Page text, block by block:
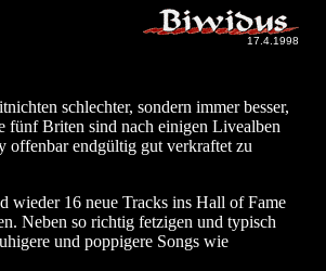
17.4.1998
schlechter, sondern immer besser,
fünf Briten sind nach einigen Livealben
offenbar endgültig gut verkraftet zu
wieder 16 neue Tracks ins Hall of Fame
Neben so richtig fetzigen und typisch
und poppigere Songs wie